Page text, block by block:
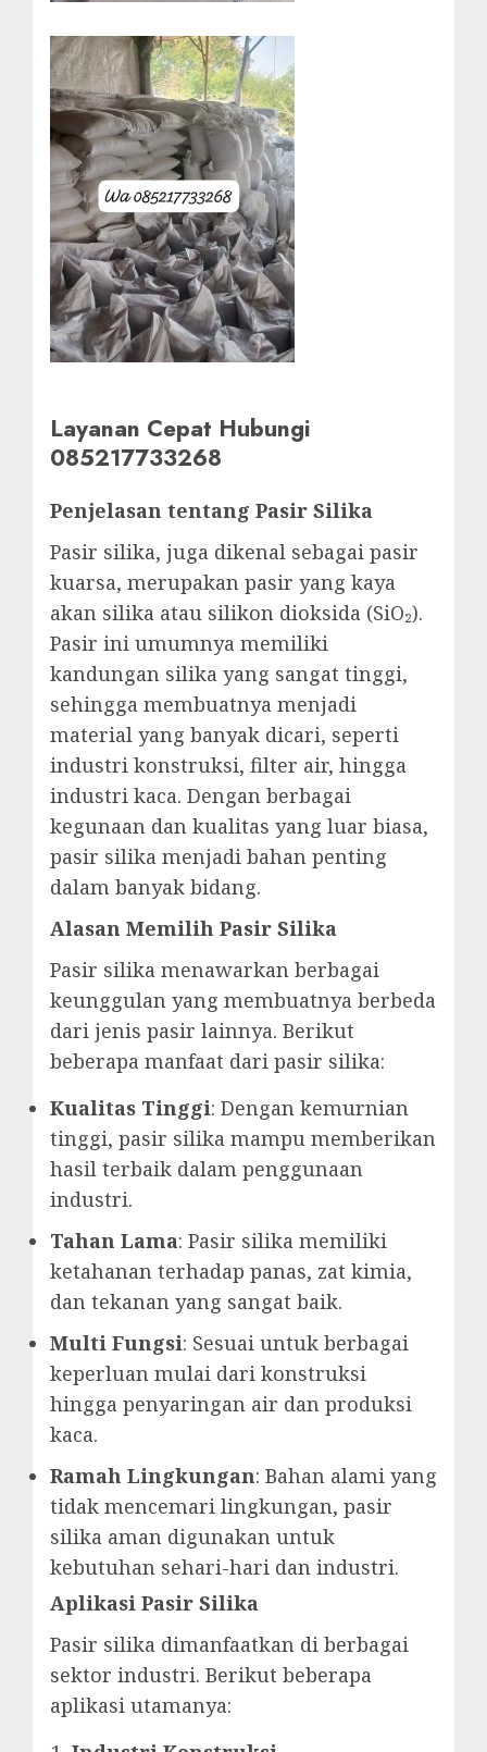
Layanan Cepat Hubungi
085217733268
Penjelasan tentang Pasir Silika
Pasir silika, juga dikenal sebagai pasir
kuarsa, merupakan pasir yang kaya
akan silika atau silikon dioksida (SiO₂).
Pasir ini umumnya memiliki
kandungan silika yang sangat tinggi,
sehingga membuatnya menjadi
material yang banyak dicari, seperti
industri konstruksi, filter air, hingga
industri kaca. Dengan berbagai
kegunaan dan kualitas yang luar biasa,
pasir silika menjadi bahan penting
dalam banyak bidang.
Alasan Memilih Pasir Silika
Pasir silika menawarkan berbagai
keunggulan yang membuatnya berbeda
dari jenis pasir lainnya. Berikut
beberapa manfaat dari pasir silika:
Kualitas Tinggi: Dengan kemurnian
tinggi, pasir silika mampu memberikan
hasil terbaik dalam penggunaan
industri.
Tahan Lama: Pasir silika memiliki
ketahanan terhadap panas, zat kimia,
dan tekanan yang sangat baik.
Multi Fungsi: Sesuai untuk berbagai
keperluan mulai dari konstruksi
hingga penyaringan air dan produksi
kaca.
Ramah Lingkungan: Bahan alami yang
tidak mencemari lingkungan, pasir
silika aman digunakan untuk
kebutuhan sehari-hari dan industri.
Aplikasi Pasir Silika
Pasir silika dimanfaatkan di berbagai
sektor industri. Berikut beberapa
aplikasi utamanya: